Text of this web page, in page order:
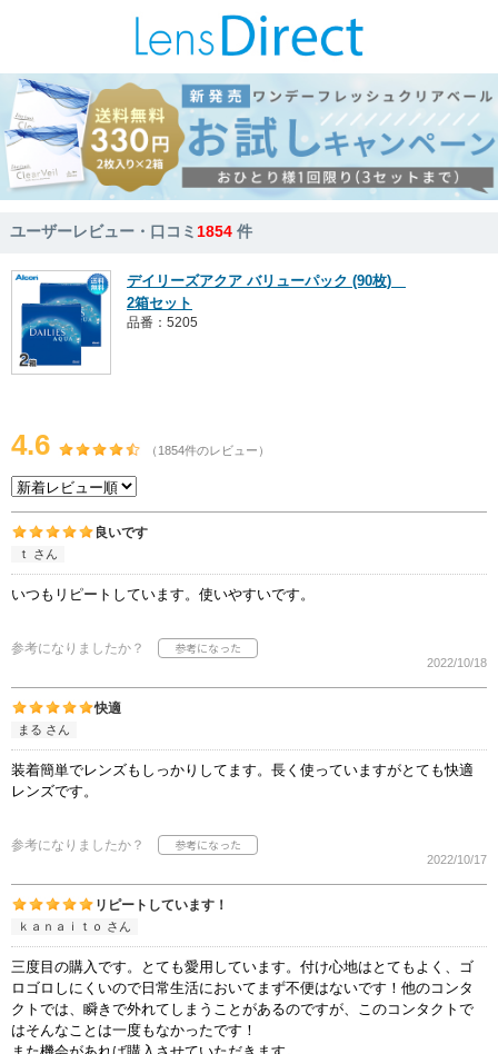
ユーザーレビュー・口コミ1854 件
デイリーズアクア バリューパック (90枚)
2箱セット
品番：5205
4.6 （1854件のレビュー）
良いです
ｔ さん
いつもリピートしています。使いやすいです。
参考になりましたか？
2022/10/18
快適
まる さん
装着簡単でレンズもしっかりしてます。長く使っていますがとても快適
レンズです。
参考になりましたか？
2022/10/17
リピートしています！
ｋａｎａｉｔｏ さん
三度目の購入です。とても愛用しています。付け心地はとてもよく、ゴ
ロゴロしにくいので日常生活においてまず不便はないです！他のコンタ
クトでは、瞬きで外れてしまうことがあるのですが、このコンタクトで
はそんなことは一度もなかったです！